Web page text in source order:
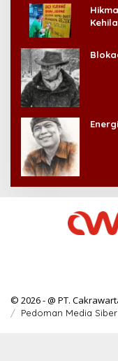
© 2026 - @ PT.
Pedoman Media Siber